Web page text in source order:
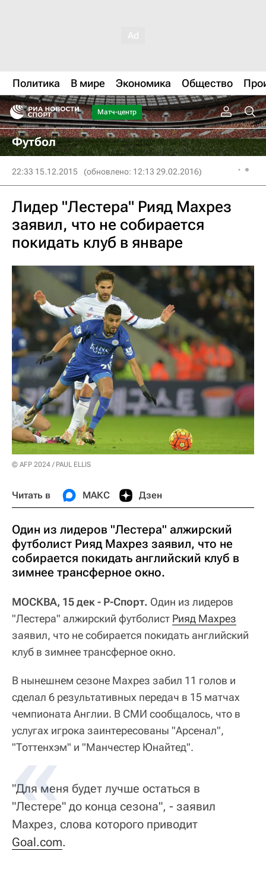
Политика В мире Экономика Общество
Матч-центр
Футбол
22:33 15.12.2015 (обновлено: 12:13 29.02.2016)
Лидер "Лестера" Рияд Махрез
заявил, что не собирается
покидать клуб в январе
© AFP 2024 / PAUL ELLIS
Читать в МАКС Дзен
Один из лидеров "Лестера" алжирский
футболист Рияд Махрез заявил, что не
собирается покидать английский клуб в
зимнее трансферное окно.
МОСКВА, 15 дек - Р-Спорт. Один из лидеров
"Лестера" алжирский футболист Рияд Махрез
заявил, что не собирается покидать английский
клуб в зимнее трансферное окно.
В нынешнем сезоне Махрез забил 11 голов и
сделал 6 результативных передач в 15 матчах
чемпионата Англии. В СМИ сообщалось, что в
услугах игрока заинтересованы "Арсенал",
"Тоттенхэм" и "Манчестер Юнайтед".
"Для меня будет лучше остаться в
"Лестере" до конца сезона", - заявил
Махрез, слова которого приводит
Goal.com.